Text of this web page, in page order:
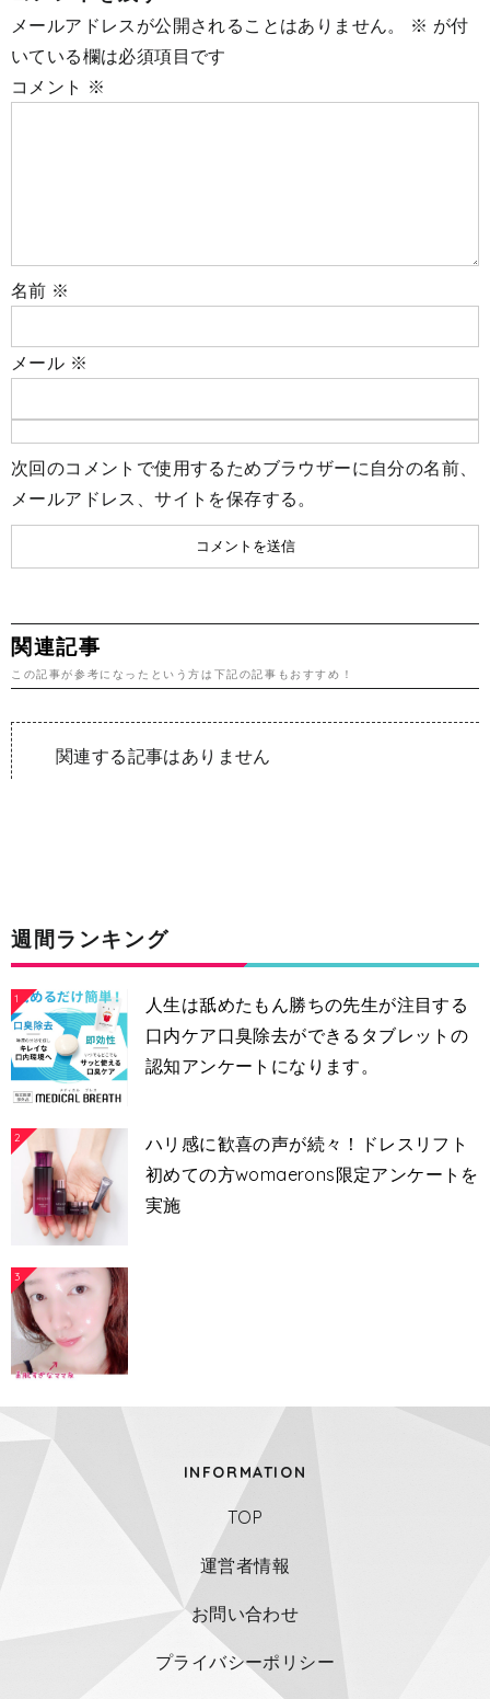
メールアドレスが公開されることはありません。 ※ が付
いている欄は必須項目です
コメント ※
名前 ※
メール ※
次回のコメントで使用するためブラウザーに自分の名前、
メールアドレス、サイトを保存する。
関連記事
この記事が参考になったという方は下記の記事もおすすめ！
関連する記事はありません
週間ランキング
1
人生は舐めたもん勝ちの先生が注目する
口内ケア口臭除去ができるタブレットの
認知アンケートになります。
2
ハリ感に歓喜の声が続々！ドレスリフト
初めての方womaerons限定アンケートを
実施
3
INFORMATION
TOP
運営者情報
お問い合わせ
プライバシーポリシー